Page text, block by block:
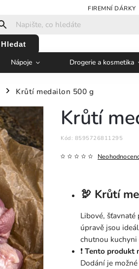
FIREMNÍ DÁRKY
Hledat
Nápoje Drogerie a kosmetika
/ Krůtí medailon 500 g
Krůtí
Kód: 8595726811295
🦃 Krůtí
Libové,
úpravě jsou
chutnou
❗Tento produkt
Dodání je